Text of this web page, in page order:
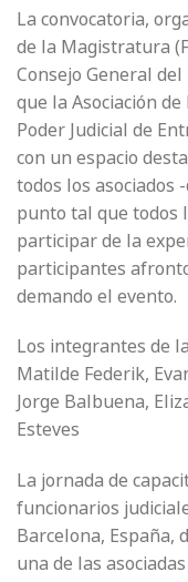
La convocatoria,
de la Magistratura
Consejo General
que la Asociación
Poder Judicial de
con un espacio
todos los asociados
punto tal que todos
participar de la
participantes
demando el evento.
Los integrantes de
Matilde Federik,
Jorge Balbuena,
Esteves
La jornada de
funcionarios
Barcelona, España,
una de las